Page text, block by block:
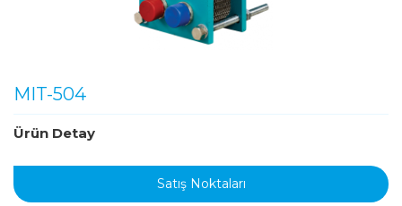
MIT-504
Ürün Detay
Satış Noktaları